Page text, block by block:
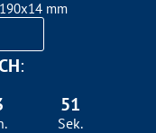
mm
€/m²
:
50
Sek.